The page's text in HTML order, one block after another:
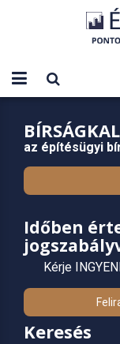
az építésügyi
Időben
Kérje
Keresés